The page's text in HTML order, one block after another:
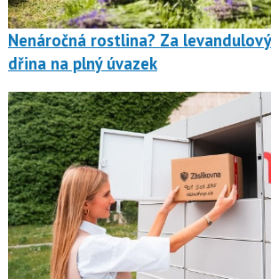
Nenáročná rostlina? Za
dřina na plný úvazek